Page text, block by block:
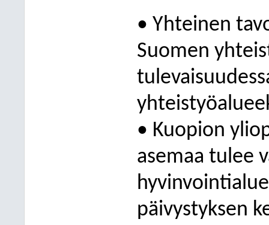
• Yhteinen
Suomen
• Kuopion
asemaa tulee
päivystyksen